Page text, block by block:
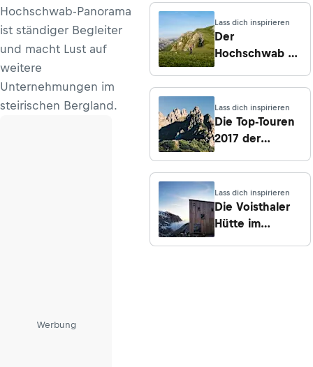
Hochschwab-Panorama
ist ständiger Begleiter
und macht Lust auf
weitere
Unternehmungen im
steirischen Bergland.
Werbung
Lass dich inspirieren
Der
Hochschwab –
Wandel
Lass dich inspirieren
Die Top-Touren
2017 der
Redaktion
Lass dich inspirieren
Die Voisthaler
Hütte im